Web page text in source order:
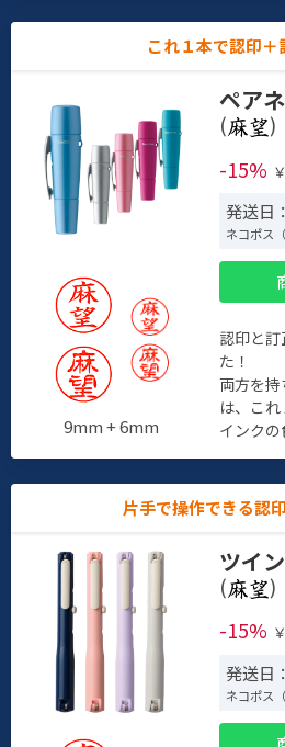
これ１本で認印＋
9mm + 6mm
ペア
(
)
-15% ￥
発送日
ネコポス
認印と
た！
両方を
は、これ
インクの
片手で操作できる認
ツイ
(
)
-15% ￥
発送日
ネコポス